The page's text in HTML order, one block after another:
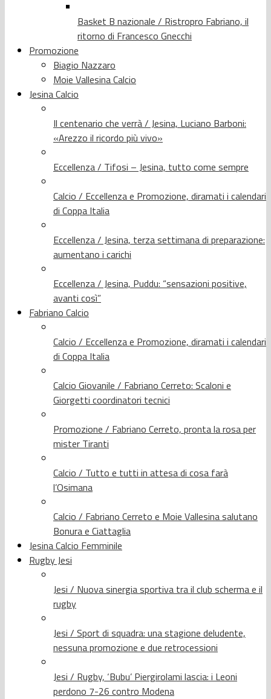
Basket B nazionale / Ristropro Fabriano, il
ritorno di Francesco Gnecchi
Promozione
Biagio Nazzaro
Moie Vallesina Calcio
Jesina Calcio
Il centenario che verrà / Jesina, Luciano Barboni:
«Arezzo il ricordo più vivo»
Eccellenza / Tifosi – Jesina, tutto come sempre
Calcio / Eccellenza e Promozione, diramati i calendari
di Coppa Italia
Eccellenza / Jesina, terza settimana di preparazione:
aumentano i carichi
Eccellenza / Jesina, Puddu: “sensazioni positive,
avanti così”
Fabriano Calcio
Calcio / Eccellenza e Promozione, diramati i calendari
di Coppa Italia
Calcio Giovanile / Fabriano Cerreto: Scaloni e
Giorgetti coordinatori tecnici
Promozione / Fabriano Cerreto, pronta la rosa per
mister Tiranti
Calcio / Tutto e tutti in attesa di cosa farà
l’Osimana
Calcio / Fabriano Cerreto e Moie Vallesina salutano
Bonura e Ciattaglia
Jesina Calcio Femminile
Rugby Jesi
Jesi / Nuova sinergia sportiva tra il club scherma e il
rugby
Jesi / Sport di squadra: una stagione deludente,
nessuna promozione e due retrocessioni
Jesi / Rugby, ‘Bubu’ Piergirolami lascia: i Leoni
perdono 7-26 contro Modena